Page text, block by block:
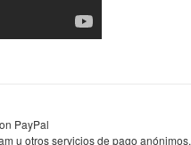
PayPal
u otros servicios de pago anónimos.